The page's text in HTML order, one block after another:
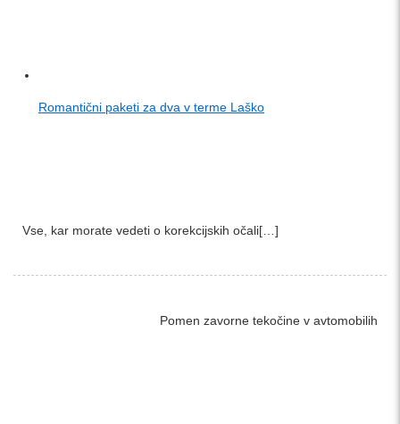
Romantični paketi za dva v terme Laško
Vse, kar morate vedeti o korekcijskih očali[…]
Pomen zavorne tekočine v avtomobilih